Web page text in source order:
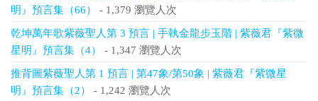
明』預言集（66）
- 1,379 瀏覽人次
乾坤萬年歌紫薇聖人第 3 預言 | 手執金龍步玉階 | 紫薇君『紫微
星明』預言集（4）
- 1,347 瀏覽人次
推背圖紫薇聖人第 1 預言 | 第47象/第50象 | 紫薇君『紫微星
明』預言集（2）
- 1,242 瀏覽人次